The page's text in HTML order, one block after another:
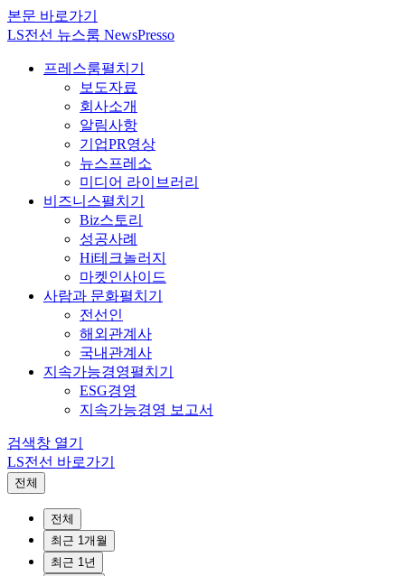
본문 바로가기
LS전선 뉴스룸 NewsPresso
프레스룸펼치기
보도자료
회사소개
알림사항
기업PR영상
뉴스프레소
미디어 라이브러리
비즈니스펼치기
Biz스토리
성공사례
Hi테크놀러지
마켓인사이드
사람과 문화펼치기
전선인
해외관계사
국내관계사
지속가능경영펼치기
ESG경영
지속가능경영 보고서
검색창 열기
LS전선 바로가기
전체
전체
최근 1개월
최근 1년